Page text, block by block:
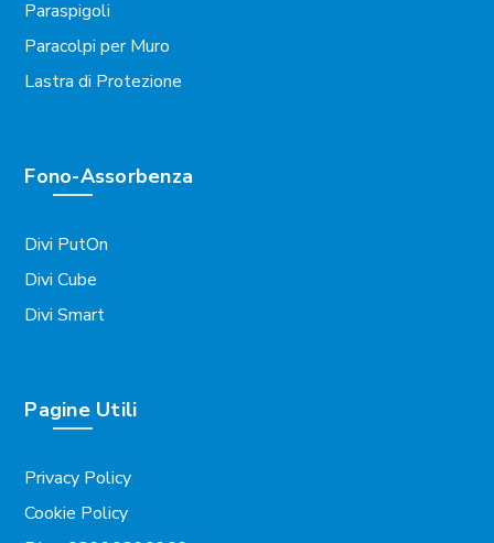
Paraspigoli
Paracolpi per Muro
Lastra di Protezione
Fono-Assorbenza
Divi PutOn
Divi Cube
Divi Smart
Pagine Utili
Privacy Policy
Cookie Policy